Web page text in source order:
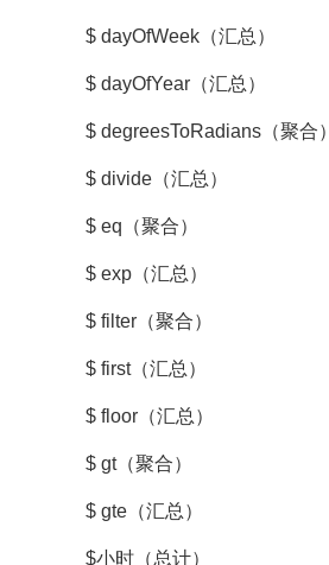
$ dayOfWeek（汇总）
$ dayOfYear（汇总）
$ degreesToRadians（聚合）
$ divide（汇总）
$ eq（聚合）
$ exp（汇总）
$ filter（聚合）
$ first（汇总）
$ floor（汇总）
$ gt（聚合）
$ gte（汇总）
$小时（总计）